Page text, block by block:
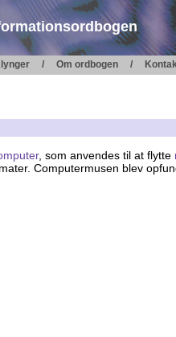
Om ordbogen
, som anvendes til at flytte
Computermusen blev